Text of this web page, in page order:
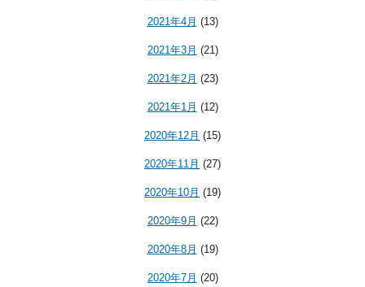
2021年4月 (13)
2021年3月 (21)
2021年2月 (23)
2021年1月 (12)
2020年12月 (15)
2020年11月 (27)
2020年10月 (19)
2020年9月 (22)
2020年8月 (19)
2020年7月 (20)